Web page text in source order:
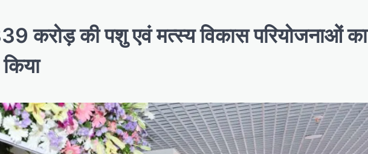
करोड़ की पशु एवं मत्स्य विकास परियोजनाओं का